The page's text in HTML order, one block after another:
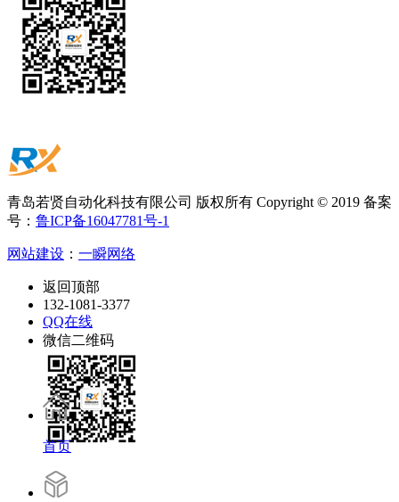
青岛若贤自动化科技有限公司 版权所有 Copyright © 2019 备案
号： 鲁ICP备16047781号-1
网站建设 ： 一瞬网络
返回顶部
132-1081-3377
QQ在线
微信二维码
首页